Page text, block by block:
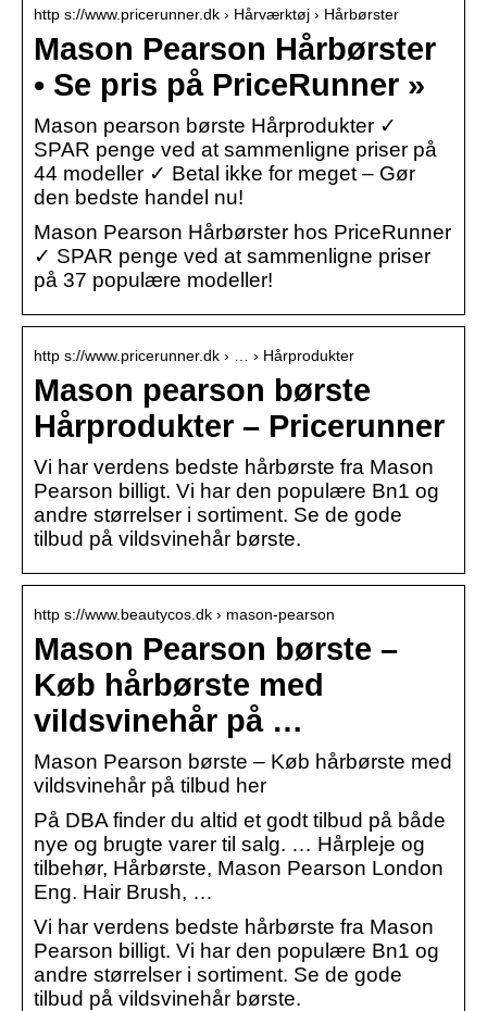
http s://www.pricerunner.dk › Hårværktøj › Hårbørster
Mason Pearson Hårbørster
• Se pris på PriceRunner »
Mason pearson børste Hårprodukter ✓
SPAR penge ved at sammenligne priser på
44 modeller ✓ Betal ikke for meget – Gør
den bedste handel nu!
Mason Pearson Hårbørster hos PriceRunner
✓ SPAR penge ved at sammenligne priser
på 37 populære modeller!
http s://www.pricerunner.dk › … › Hårprodukter
Mason pearson børste
Hårprodukter – Pricerunner
Vi har verdens bedste hårbørste fra Mason
Pearson billigt. Vi har den populære Bn1 og
andre størrelser i sortiment. Se de gode
tilbud på vildsvinehår børste.
http s://www.beautycos.dk › mason-pearson
Mason Pearson børste –
Køb hårbørste med
vildsvinehår på …
Mason Pearson børste – Køb hårbørste med
vildsvinehår på tilbud her
På DBA finder du altid et godt tilbud på både
nye og brugte varer til salg. … Hårpleje og
tilbehør, Hårbørste, Mason Pearson London
Eng. Hair Brush, …
Vi har verdens bedste hårbørste fra Mason
Pearson billigt. Vi har den populære Bn1 og
andre størrelser i sortiment. Se de gode
tilbud på vildsvinehår børste.